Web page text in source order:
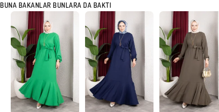
BUNA BAKANLAR BUNLARA DA BAKTI